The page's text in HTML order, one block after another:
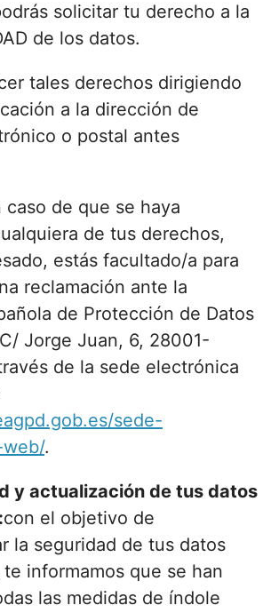
solicitar tu derecho a la
de los datos.
tales derechos dirigiendo
a la dirección de
o postal antes
caso de que se haya
de tus derechos,
estás facultado/a para
reclamación ante la
de Protección de Datos
Jorge Juan, 6, 28001-
de la sede electrónica
sede-
.
y actualización de tus datos
con el objetivo de
la seguridad de tus datos
informamos que se han
las medidas de índole